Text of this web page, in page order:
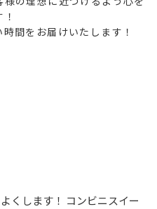
間をお届けいたします！
くします！ コンビニスイー